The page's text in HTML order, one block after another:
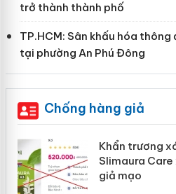
trở thành thành phố
TP.HCM: Sân khấu hóa
tại phường An Phú Đông
Chống hàng giả
Khẩn trương
Slimaura
giả mạo